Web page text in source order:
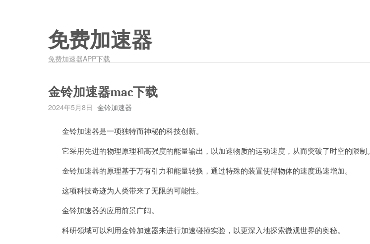
免费加速器
免费加速器APP下载
金铃加速器mac下载
2024年5月8日 金铃加速器
金铃加速器是一项独特而神秘的科技创新。
它采用先进的物理原理和高强度的能量输出，以加速物质的运动速度，从而突破了时空的限制。
金铃加速器的原理基于万有引力和能量转换，通过特殊的装置使得物体的速度迅速增加。
这项科技奇迹为人类带来了无限的可能性。
金铃加速器的应用前景广阔。
科研领域可以利用金铃加速器来进行加速碰撞实验，以更深入地探索微观世界的奥秘。